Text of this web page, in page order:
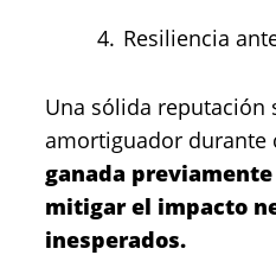
Resiliencia
Una sólida reputación
amortiguador durante
ganada
mitigar el impacto
inesperados.